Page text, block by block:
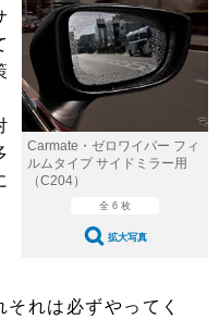
愛車 File
トップ！不具合修理＆粗悪修理
洗車
コーティング
防錆
メーカー「旧車」関連プロジェ
クト
プロショップ検索
Carmate・ゼロワイパー フィ
ルムタイプ サイドミラー用
（C204）
全 6 枚
拡大写真
れは必ずやってく